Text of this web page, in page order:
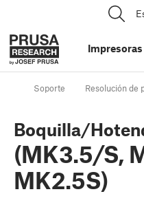
Impresoras
Soporte Resolución de
Boquilla/
(MK3.5/S,
MK2.5S)